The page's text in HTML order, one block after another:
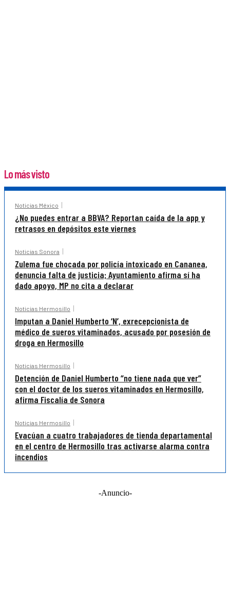
Lo más visto
Noticias México
¿No puedes entrar a BBVA? Reportan caída de la app y
retrasos en depósitos este viernes
Noticias Sonora
Zulema fue chocada por policía intoxicado en Cananea,
denuncia falta de justicia; Ayuntamiento afirma sí ha
dado apoyo, MP no cita a declarar
Noticias Hermosillo
Imputan a Daniel Humberto ‘N’, exrecepcionista de
médico de sueros vitaminados, acusado por posesión de
droga en Hermosillo
Noticias Hermosillo
Detención de Daniel Humberto “no tiene nada que ver”
con el doctor de los sueros vitaminados en Hermosillo,
afirma Fiscalía de Sonora
Noticias Hermosillo
Evacúan a cuatro trabajadores de tienda departamental
en el centro de Hermosillo tras activarse alarma contra
incendios
-Anuncio-